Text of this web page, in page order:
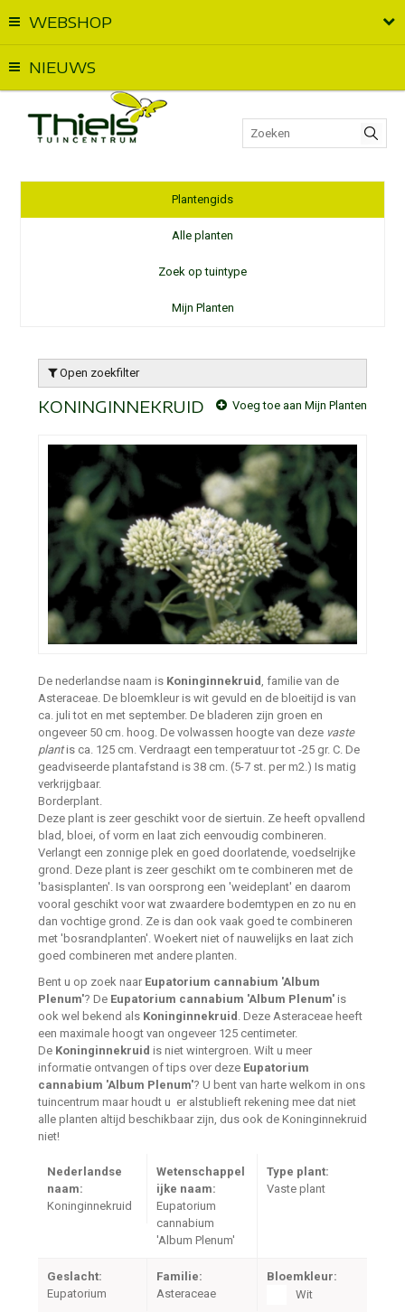
WEBSHOP
NIEUWS
Plantengids
Alle planten
Zoek op tuintype
Mijn Planten
Open zoekfilter
KONINGINNEKRUID Voeg toe aan Mijn Planten
De nederlandse naam is Koninginnekruid, familie van de
Asteraceae. De bloemkleur is wit gevuld en de bloeitijd is van
ca. juli tot en met september. De bladeren zijn groen en
ongeveer 50 cm. hoog. De volwassen hoogte van deze vaste
plantis ca. 125 cm. Verdraagt een temperatuur tot -25 gr. C. De
geadviseerde plantafstand is 38 cm. (5-7 st. per m2.) Is matig
verkrijgbaar.
Borderplant.
Deze plant is zeer geschikt voor de siertuin. Ze heeft opvallend
blad, bloei, of vorm en laat zich eenvoudig combineren.
Verlangt een zonnige plek en goed doorlatende, voedselrijke
grond. Deze plant is zeer geschikt om te combineren met de
'basisplanten'. Is van oorsprong een 'weideplant' en daarom
vooral geschikt voor wat zwaardere bodemtypen en zo nu en
dan vochtige grond. Ze is dan ook vaak goed te combineren
met 'bosrandplanten'. Woekert niet of nauwelijks en laat zich
goed combineren met andere planten.
Bent u op zoek naar Eupatorium cannabium 'Album
Plenum'? De Eupatorium cannabium 'Album Plenum' is
ook wel bekend als Koninginnekruid . Deze Asteraceae heeft
een maximale hoogt van ongeveer 125 centimeter.
De Koninginnekruid is niet wintergroen. Wilt u meer
informatie ontvangen of tips over deze Eupatorium
cannabium 'Album Plenum'? U bent van harte welkom in ons
tuincentrum maar houdt u er alstublieft rekening mee dat niet
alle planten altijd beschikbaar zijn, dus ook de Koninginnekruid
niet!
Nederlandse
naam:
Koninginnekruid
Wetenschappel
ijke naam:
Eupatorium
cannabium
'Album Plenum'
Type plant:
Vaste plant
Geslacht:
Eupatorium
Familie:
Asteraceae
Bloemkleur:
Wit